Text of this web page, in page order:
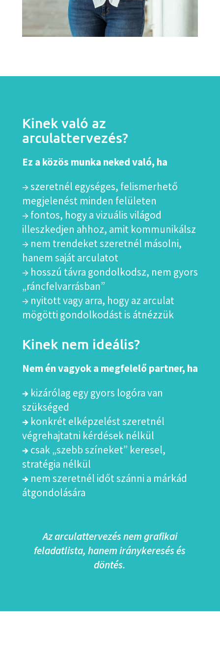
Kinek való az
arculattervezés?
Ez a közös munka neked való, ha
→ szeretnél egységes, felismerhető
megjelenést minden felületen
→ fontos, hogy a vizuális világod
illeszkedjen ahhoz, amit kommunikálsz
→ nem trendeket szeretnél másolni,
hanem saját arculatot
→ hosszú távra gondolkodsz, nem gyors
„ráncfelvarrásban”
→ nyitott vagy arra, hogy az arculat
mögötti gondolkodást is átnézzük
Kinek nem ideális?
Nem én vagyok a megfelelő partner, ha
→ kizárólag egy gyors logóra van
szükséged
→ konkrét elképzelést szeretnél
végrehajtatni kérdések nélkül
→csak „szebb színeket” keresel,
stratégia nélkül
→ nem szeretnél időt szánni a márkád
átgondolására
Az arculattervezés nem grafikai
feladatlista, hanem iránykeresés és
döntés.